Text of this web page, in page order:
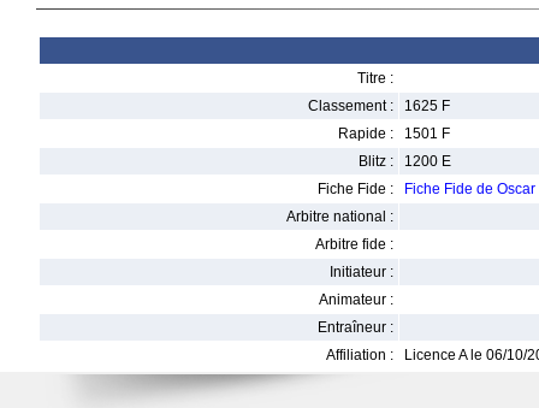
Titre :
Classement :
1625 F
Rapide :
1501 F
Blitz :
1200 E
Fiche Fide :
Fiche Fide de Oscar
Arbitre national :
Arbitre fide :
Initiateur :
Animateur :
Entraîneur :
Affiliation :
Licence A le 06/10/